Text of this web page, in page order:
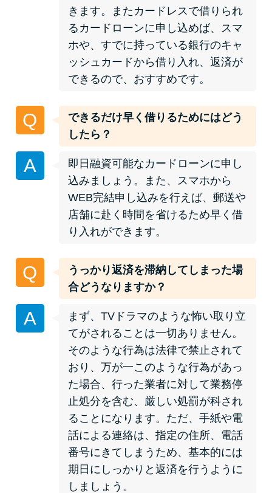
未成年でもお金を借りられる？
学生がお金を借りる方法があ
る？
学生がお金を借りる方法は？親
を解説
ソフト闇金とは？悪質な手口に
は要注意！
090金融（闇金）からお金を借り
てはいけない理由と借りた場合
の対処法
申し込みブラックとは?判断の目
安や審査に通らない理由
ブラックでもお金を借りるに
は？3つの判断基準と工面法
アコムはブラックでも審査に通
る？ 自分がブラックか確かめる
方法
アコムとレイクどっちがいい
の？ カードローンの選び方を徹
底解説！
きます。またカードレスで借りられ
るカードローンに申し込めば、スマ
ホや、すでに持っている銀行のキャ
ッシュカードから借り入れ、返済が
できるので、おすすめです。
Q
できるだけ早く借りるためにはどう
したら？
A
即日融資可能なカードローンに申し
込みましょう。また、スマホから
WEB完結申し込みを行えば、郵送や
店舗に赴く時間を省けるため早く借
り入れができます。
Q
うっかり返済を滞納してしまった場
合どうなりますか？
A
まず、TVドラマのような怖い取り立
てがされることは一切ありません。
そのような行為は法律で禁止されて
おり、万が一このような行為があっ
た場合、行った業者に対して業務停
止処分を含む、厳しい処罰が科され
ることになります。ただ、手紙や電
話による連絡は、指定の住所、電話
番号にきてしまうため、基本的には
期日にしっかりと返済を行うように
しましょう。